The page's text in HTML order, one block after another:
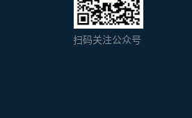
扫码关注公众号